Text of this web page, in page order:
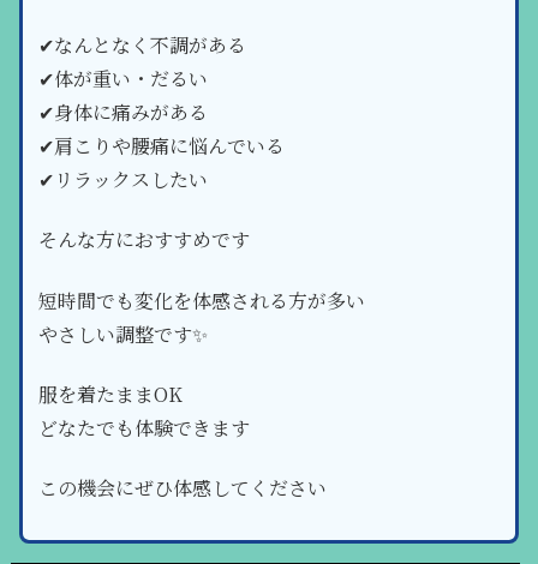
✔なんとなく不調がある
✔体が重い・だるい
✔身体に痛みがある
✔肩こりや腰痛に悩んでいる
✔リラックスしたい
そんな方におすすめです
短時間でも変化を体感される方が多い
やさしい調整です✨
服を着たままOK
どなたでも体験できます
この機会にぜひ体感してください